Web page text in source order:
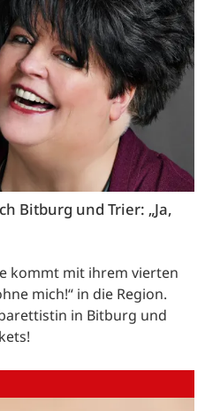
Bitburg und Trier: „Ja,
kommt mit ihrem vierten
mich!“ in die Region.
in Bitburg und